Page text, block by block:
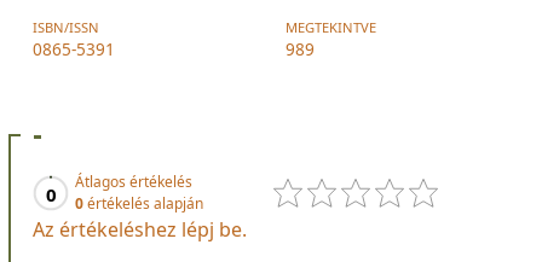
ISBN/ISSN
0865-5391
MEGTEKINTVE
989
-
0
Átlagos értékelés
0értékelés alapján
Az értékeléshez lépj be.